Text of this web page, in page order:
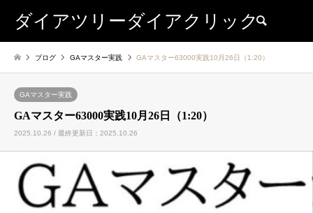
ダイアツリーダイアクリック
ブログ GAマスター実践 GAマスター63000実践10月26日（1:20）
GAマスター実践
GAマスター63000実践10月26日（1:20）
2025.10.26 / 最終更新日：2025.10.26